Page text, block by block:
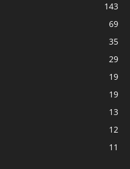
143
69
35
29
19
19
13
12
11